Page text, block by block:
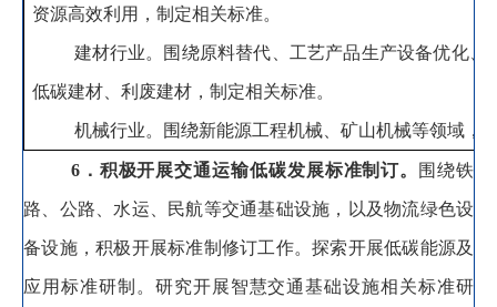
资源高效利用，制定相关标准。
建材行业。 围绕原料替代、工艺产品生产设备优化、
低碳建材、利废建材，制定相关标准。
机械行业。 围绕新能源工程机械、矿山机械等领域，
6．积极开展交通运输低碳发展标准制订。 围绕铁
路 公路、水运、 民航等交通基础设施 ， 以及物流绿色设
备设施， 积极开展标准制修订工作。 探索开展低碳能源及
应用标准研制 。 研究开展智慧交通基础设施相关标准研